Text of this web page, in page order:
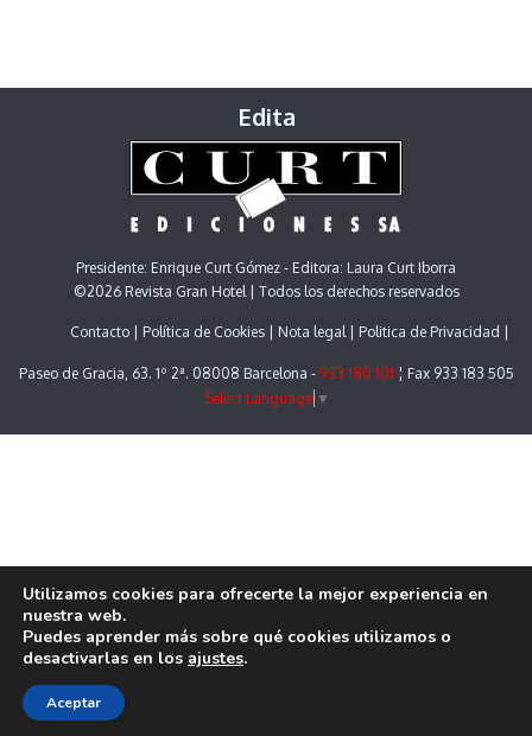
Edita
Presidente: Enrique Curt Gómez - Editora: Laura Curt Iborra
©2026 Revista Gran Hotel | Todos los derechos reservados
Contacto Política de Cookies Nota legal Politica de Privacidad
Paseo de Gracia, 63. 1º 2ª. 08008 Barcelona - 933 180 101 ¦ Fax 933 183 505
Select Language ▼
Utilizamos cookies para ofrecerte la mejor experiencia en
nuestra web.
Puedes aprender más sobre qué cookies utilizamos o
desactivarlas en los ajustes.
Aceptar